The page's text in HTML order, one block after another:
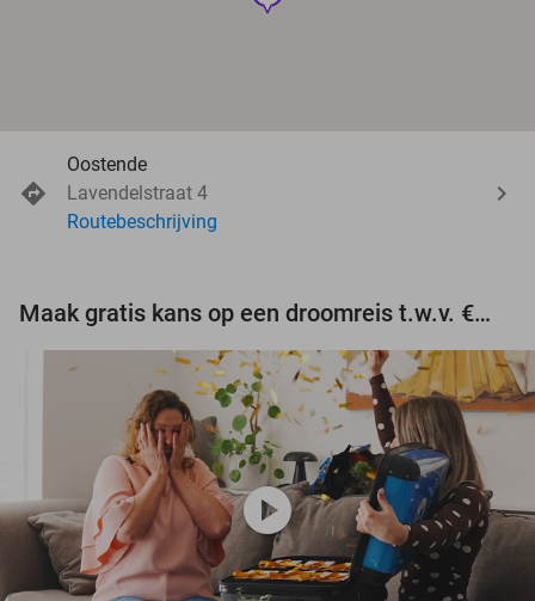
Oostende
Lavendelstraat 4
Routebeschrijving
Maak gratis kans op een droomreis t.w.v. €3.000!
play_circle